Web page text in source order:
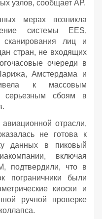
узлов, сообщает AP.
мерах возникла
системы EES,
сканирования лиц и
стран, не входящих
очереди в
Амстердама и
к массовым
сбоям в
отрасли,
не готова к
данных в пиковый
включая
подтвердили, что в
пограничники были
киоски и
ручной проверке